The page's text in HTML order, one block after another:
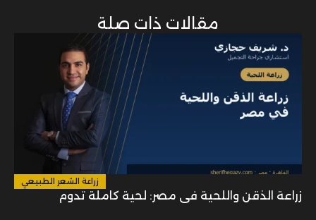
مقالات ذات صلة
زراعة الشعر الطبيعي
زراعة الذقن واللحية في مصر: لحية كاملة تدوم